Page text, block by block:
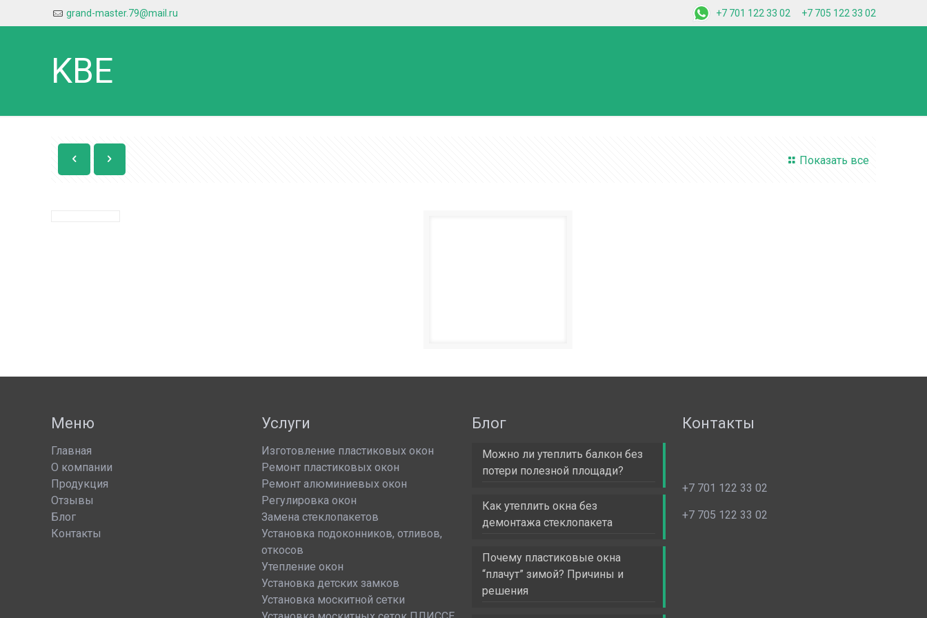
grand-master.79@mail.ru +7 701 122 33 02 +7 705 122 33 02
KBE
Показать все
Меню
Главная
О компании
Продукция
Отзывы
Блог
Контакты
Услуги
Изготовление пластиковых окон
Ремонт пластиковых окон
Ремонт алюминиевых окон
Регулировка окон
Замена стеклопакетов
Установка подоконников, отливов,
откосов
Утепление окон
Установка детских замков
Установка москитной сетки
Блог
Можно ли утеплить балкон без
потери полезной площади?
Как утеплить окна без
демонтажа стеклопакета
Почему пластиковые окна
“плачут” зимой? Причины и
решения
Контакты
+7 701 122 33 02
+7 705 122 33 02